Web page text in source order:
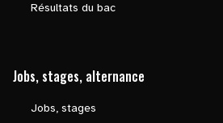
Résultats du bac
Jobs, stages, alternance
Jobs, stages